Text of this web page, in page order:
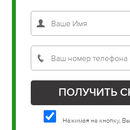
Нажимая на кнопку, Вы